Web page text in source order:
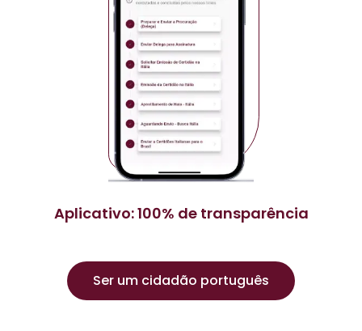
Aplicativo: 100% de transparência
Ser um cidadão português